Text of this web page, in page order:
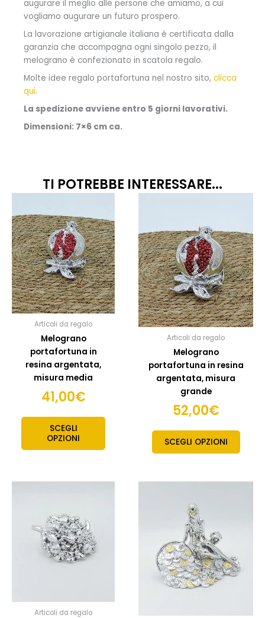
augurare il meglio alle persone che amiamo, a cui
vogliamo augurare un futuro prospero.
La lavorazione artigianale italiana è certificata dalla
garanzia che accompagna ogni singolo pezzo, il
melograno è confezionato in scatola regalo.
Molte idee regalo portafortuna nel nostro sito, clicca
qui.
La spedizione avviene entro 5 giorni lavorativi.
Dimensioni: 7×6 cm ca.
TI POTREBBE INTERESSARE...
Articoli da regalo
Melograno
portafortuna in
resina argentata,
misura media
41,00€
SCEGLI
OPZIONI
Articoli da regalo
Melograno
portafortuna in resina
argentata, misura
grande
52,00€
SCEGLI OPZIONI
Articoli da regalo